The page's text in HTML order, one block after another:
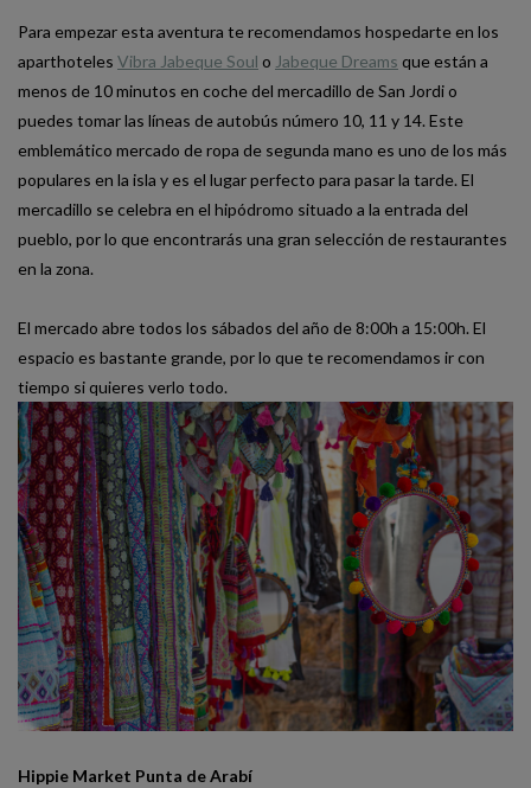
Para empezar esta aventura te recomendamos hospedarte en los
aparthoteles Vibra Jabeque Soul o Jabeque Dreams que están a
menos de 10 minutos en coche del mercadillo de San Jordi o
puedes tomar las líneas de autobús número 10, 11 y 14. Este
emblemático mercado de ropa de segunda mano es uno de los más
populares en la isla y es el lugar perfecto para pasar la tarde. El
mercadillo se celebra en el hipódromo situado a la entrada del
pueblo, por lo que encontrarás una gran selección de restaurantes
en la zona.
El mercado abre todos los sábados del año de 8:00h a 15:00h. El
espacio es bastante grande, por lo que te recomendamos ir con
tiempo si quieres verlo todo.
Hippie Market Punta de Arabí